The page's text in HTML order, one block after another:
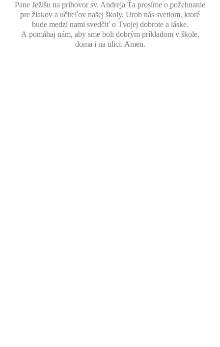
Pane Ježišu na príhovor sv. Andreja Ťa prosíme o požehnanie
pre žiakov a učiteľov našej školy. Urob nás svetlom, ktoré
bude medzi nami svedčiť o Tvojej dobrote a láske.
A pomáhaj nám, aby sme boli dobrým príkladom v škole,
doma i na ulici. Amen.